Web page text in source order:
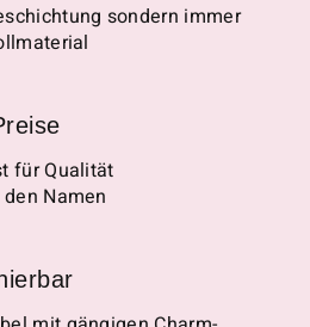
sondern immer
für Qualität
Namen